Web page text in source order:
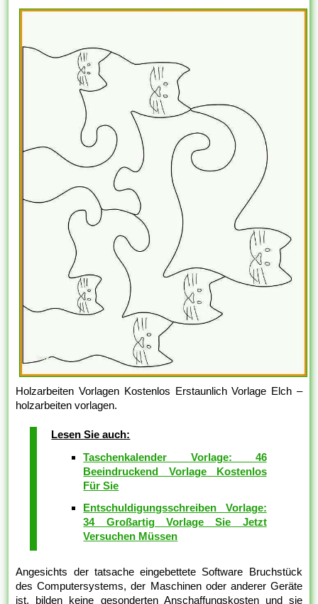
Holzarbeiten Vorlagen Kostenlos Erstaunlich Vorlage Elch –
holzarbeiten vorlagen.
Lesen Sie auch:
Taschenkalender Vorlage: 46
Beeindruckend Vorlage Kostenlos
Für Sie
Entschuldigungsschreiben Vorlage:
34 Großartig Vorlage Sie Jetzt
Versuchen Müssen
Angesichts der tatsache eingebettete Software Bruchstück
des Computersystems, der Maschinen oder anderer Geräte
ist, bilden keine gesonderten Anschaffungskosten und sie